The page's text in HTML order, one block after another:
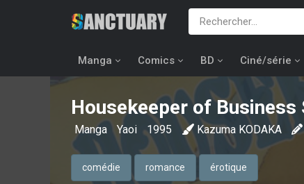
Manga Comics BD Ciné/série
Housekeeper of Business
Manga Yaoi 1995 Kazuma KODAKA
comédie romance érotique